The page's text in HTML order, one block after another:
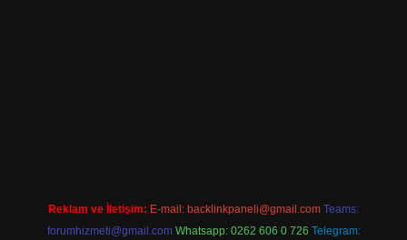
Reklam ve İletişim: E-mail: backlinkpaneli@gmail.com Teams:
forumhizmeti@gmail.com Whatsapp: 0262 606 0 726 Telegram: